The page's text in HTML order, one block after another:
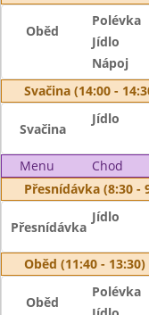
Oběd
Polévka
Jídlo
Nápoj
Svačina (14:00 -
Svačina
Jídlo
Menu Chod
Přesnídávka (8:30 -
Přesnídávka
Jídlo
Oběd (11:40 - 13:30)
Oběd
Polévka